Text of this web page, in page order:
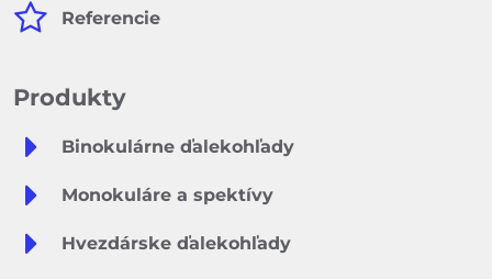
Referencie
Produkty
Binokulárne ďalekohľady
Monokuláre a spektívy
Hvezdárske ďalekohľady